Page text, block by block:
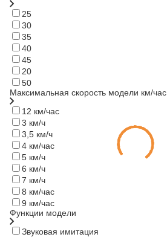
25
30
35
40
45
20
50
Максимальная скорость модели км/час
12 км/час
3 км/ч
3,5 км/ч
4 км/час
5 км/ч
6 км/ч
7 км/ч
8 км/час
9 км/час
Функции модели
Звуковая имитация